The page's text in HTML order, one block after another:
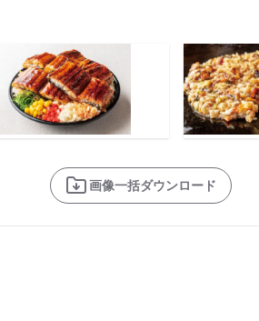
画像一括ダウンロード